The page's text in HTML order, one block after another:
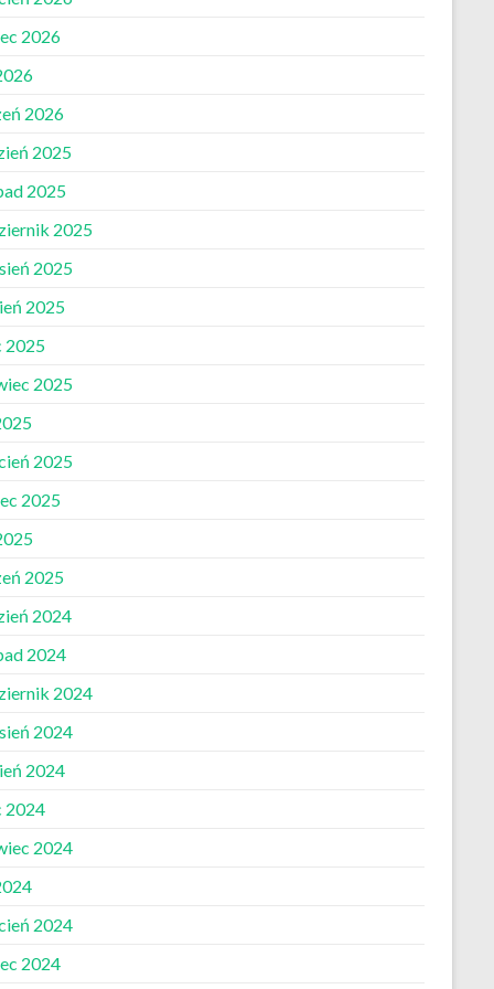
2026
2026
2025
2025
2025
2025
2025
2025
2025
2025
2025
2025
2024
2024
2024
2024
2024
2024
2024
2024
2024